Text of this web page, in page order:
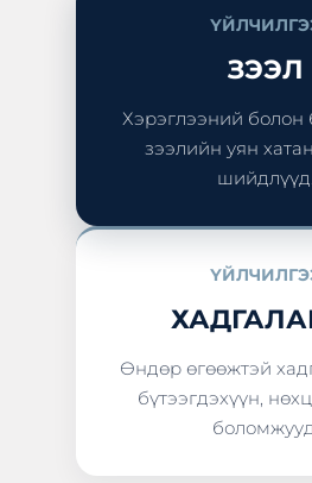
ЗЭЭЛ
Хэрэглээний болон
зээлийн уян
шийдлүүд.
Өндөр өгөөжтэй
бүтээгдэхүүн,